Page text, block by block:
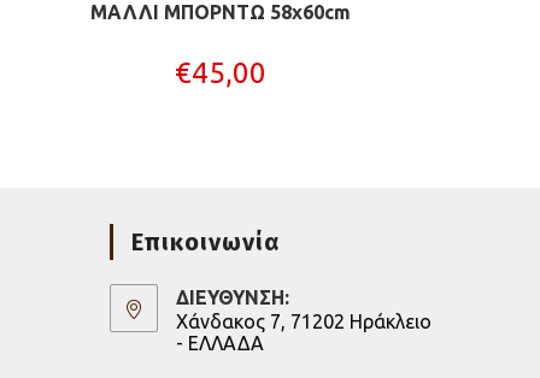
ΜΑΛΛΙ ΜΠΟΡΝΤΩ 58x60cm
€45,00
Επικοινωνία
ΔΙΕΥΘΥΝΣΗ:
Χάνδακος 7, 71202 Ηράκλειο
- ΕΛΛΑΔΑ